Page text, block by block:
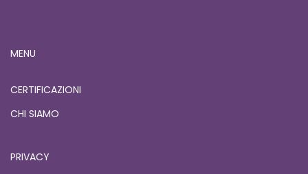
MENU
CERTIFICAZIONI
CHI SIAMO
PRIVACY